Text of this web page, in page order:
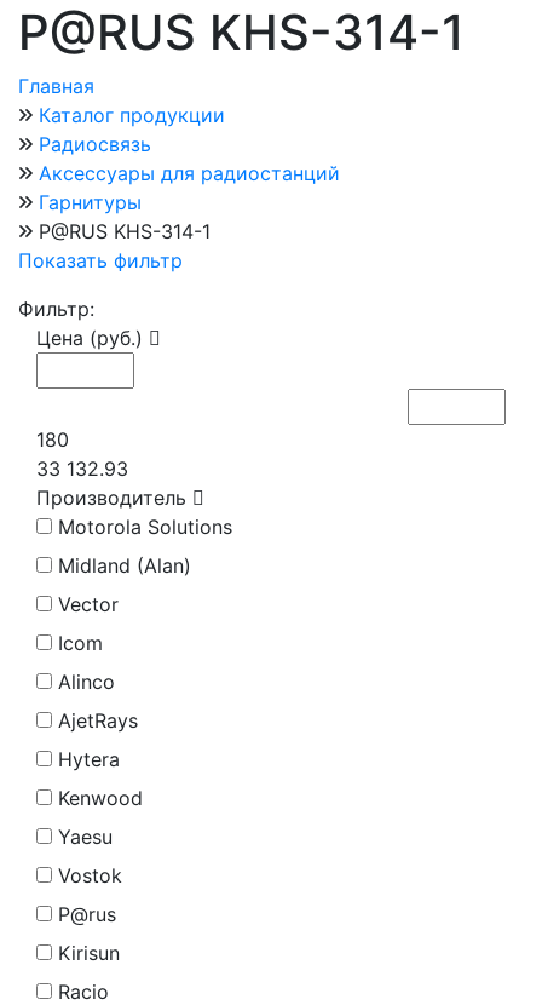
P@RUS KHS-314-1
Главная
Каталог продукции
Радиосвязь
Аксессуары для радиостанций
Гарнитуры
P@RUS KHS-314-1
Показать фильтр
Фильтр:
Цена (руб.)
180
33 132.93
Производитель
Motorola Solutions
Midland (Alan)
Vector
Icom
Alinco
AjetRays
Hytera
Kenwood
Yaesu
Vostok
P@rus
Kirisun
Racio